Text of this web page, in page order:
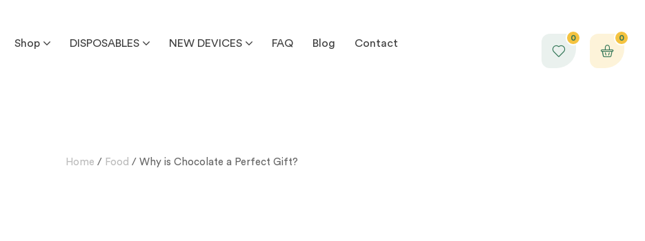
Shop DISPOSABLES NEW DEVICES FAQ Blog Contact
0 0
Home / Food / Why is Chocolate a Perfect Gift?